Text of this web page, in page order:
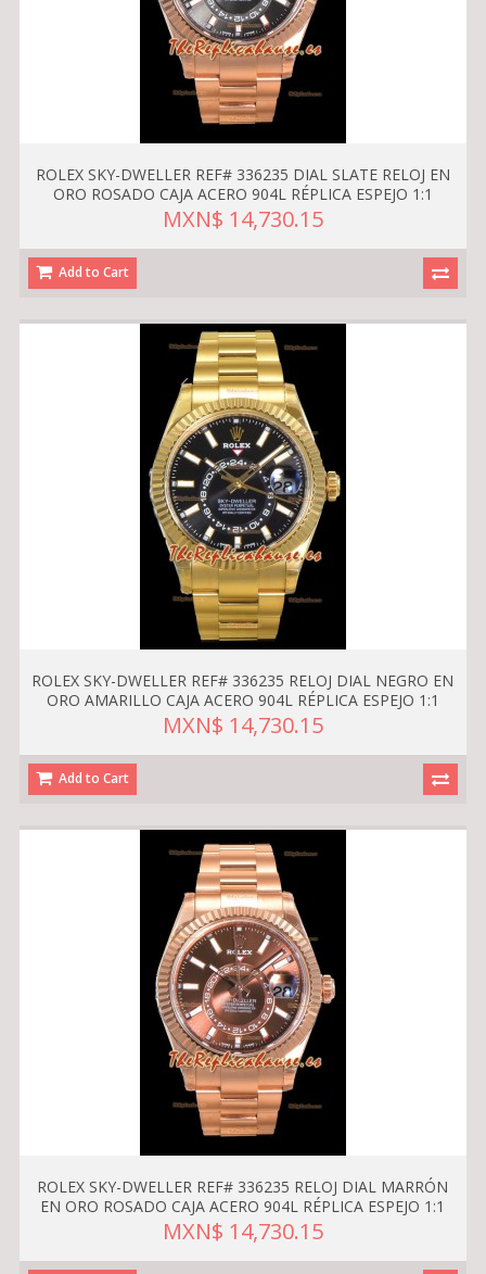
ROLEX SKY-DWELLER REF# 336235 DIAL SLATE RELOJ EN
ORO ROSADO CAJA ACERO 904L RÉPLICA ESPEJO 1:1
MXN$ 14,730.15
Add to Cart
ROLEX SKY-DWELLER REF# 336235 RELOJ DIAL NEGRO EN
ORO AMARILLO CAJA ACERO 904L RÉPLICA ESPEJO 1:1
MXN$ 14,730.15
Add to Cart
ROLEX SKY-DWELLER REF# 336235 RELOJ DIAL MARRÓN
EN ORO ROSADO CAJA ACERO 904L RÉPLICA ESPEJO 1:1
MXN$ 14,730.15